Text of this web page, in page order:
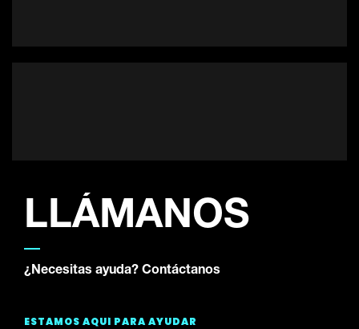
LLÁMANOS
¿Necesitas ayuda? Contáctanos
ESTAMOS AQUÍ PARA AYUDAR